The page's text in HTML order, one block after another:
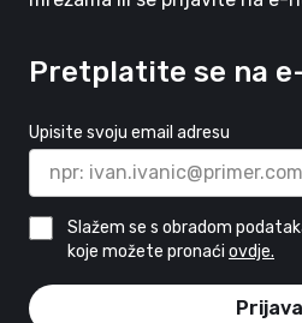
Pretplatite se na
Upisite svoju email adresu
Slažem se s obradom
koje možete pronaći ovdje.
Prijava